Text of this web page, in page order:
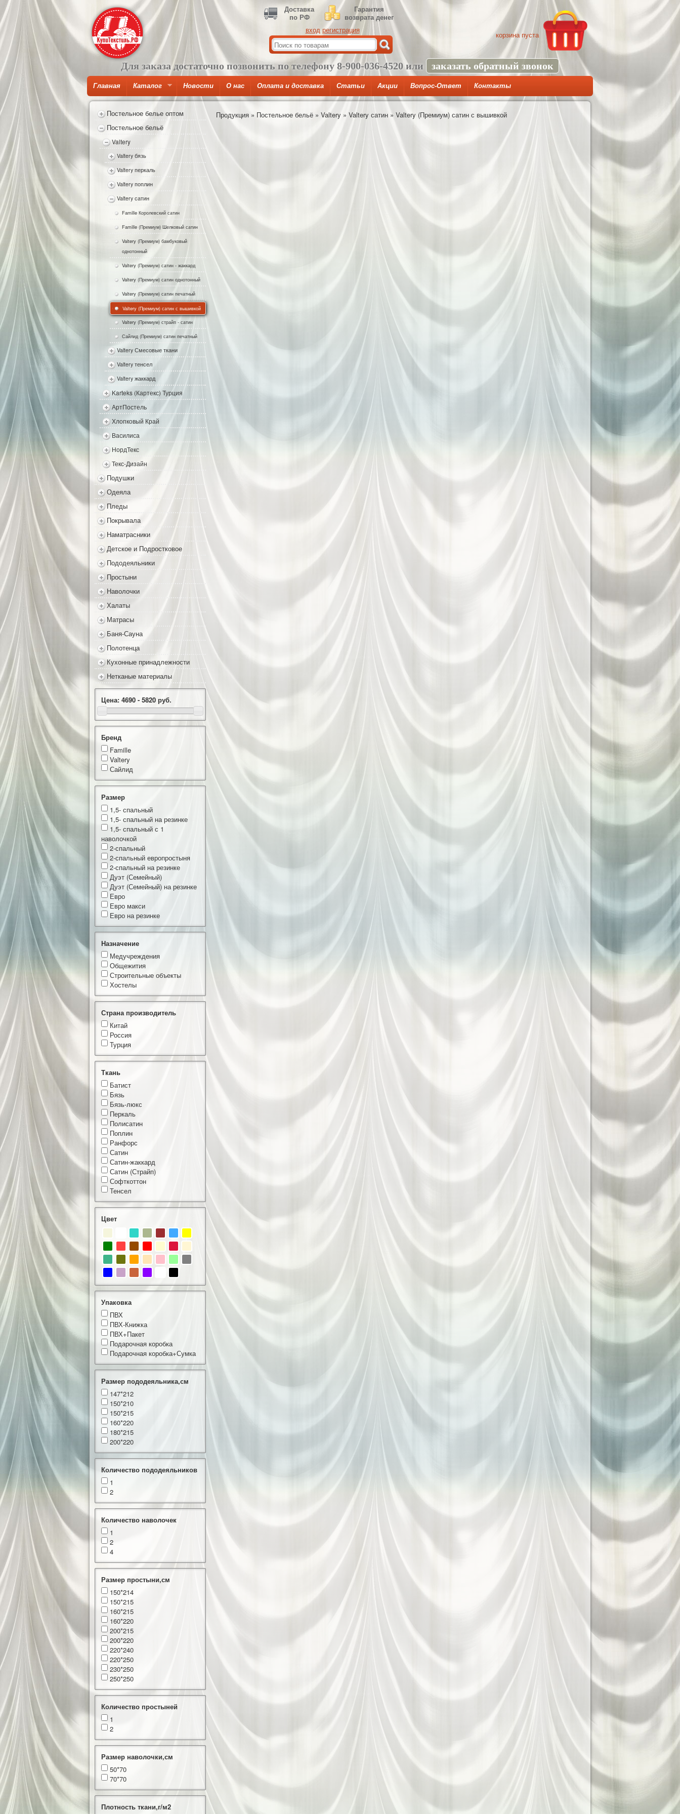
вход регистрация
корзина пуста
Для заказа достаточно позвонить по телефону 8-900-036-4520 или заказать обратный звонок
Доставка
по РФ
Гарантия
возврата денег
Главная Каталог Новости О нас Оплата и доставка Статьи Акции Вопрос-Ответ Контакты
Постельное белье оптом
Постельное бельё
Valtery
Valtery бязь
Valtery перкаль
Valtery поплин
Valtery сатин
Famille Королевский сатин
Famille (Премиум) Шелковый сатин
Valtery (Премиум) бамбуковый
однотонный
Valtery (Премиум) сатин - жаккард
Valtery (Премиум) сатин однотонный
Valtery (Премиум) сатин печатный
Valtery (Премиум) сатин с вышивкой
Valtery (Премиум) страйп - сатин
Сайлид (Премиум) сатин печатный
Valtery Смесовые ткани
Valtery тенсел
Valtery жаккард
Karteks (Картекс) Турция
АртПостель
Хлопковый Край
Василиса
НордТекс
Текс-Дизайн
Подушки
Одеяла
Пледы
Покрывала
Наматрасники
Детское и Подростковое
Пододеяльники
Простыни
Наволочки
Халаты
Матрасы
Баня-Сауна
Полотенца
Кухонные принадлежности
Нетканые материалы
Цена: 4690 - 5820 руб.
Бренд
Famille
Valtery
Сайлид
Размер
1,5- спальный
1,5- спальный на резинке
1,5- спальный с 1
наволочкой
2-спальный
2-спальный европростыня
2-спальный на резинке
Дуэт (Семейный)
Дуэт (Семейный) на резинке
Евро
Евро макси
Евро на резинке
Назначение
Медучреждения
Общежития
Строительные объекты
Хостелы
Страна производитель
Китай
Россия
Турция
Ткань
Батист
Бязь
Бязь-люкс
Перкаль
Полисатин
Поплин
Ранфорс
Сатин
Сатин-жаккард
Сатин (Страйп)
Софткоттон
Тенсел
Цвет
Упаковка
ПВХ
ПВХ-Книжка
ПВХ+Пакет
Подарочная коробка
Подарочная коробка+Сумка
Размер пододеяльника,см
147*212
150*210
150*215
160*220
180*215
200*220
Количество пододеяльников
1
2
Количество наволочек
1
2
4
Размер простыни,см
150*214
150*215
160*215
160*220
200*215
200*220
220*240
220*250
230*250
250*250
Количество простыней
1
2
Размер наволочки,см
50*70
70*70
Плотность ткани,г/м2
Продукция » Постельное бельё » Valtery » Valtery сатин » Valtery (Премиум) сатин с вышивкой